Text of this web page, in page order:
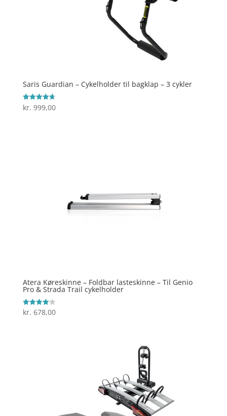
Saris Guardian – Cykelholder til bagklap – 3 cykler
Vurderet
4.7
kr. 999,00
Atera Køreskinne – Foldbar lasteskinne – Til Genio
Pro & Strada Trail cykelholder
Vurderet
4.1
kr. 678,00